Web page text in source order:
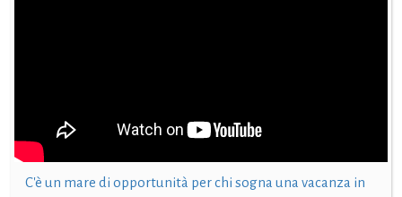
C'è un mare di opportunità per chi sogna una vacanza in